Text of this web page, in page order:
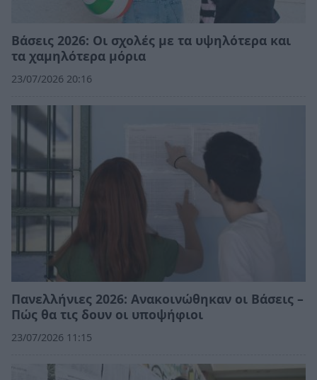
Βάσεις 2026: Οι σχολές με τα υψηλότερα και
τα χαμηλότερα μόρια
23/07/2026 20:16
Πανελλήνιες 2026: Ανακοινώθηκαν οι Βάσεις –
Πώς θα τις δουν οι υποψήφιοι
23/07/2026 11:15